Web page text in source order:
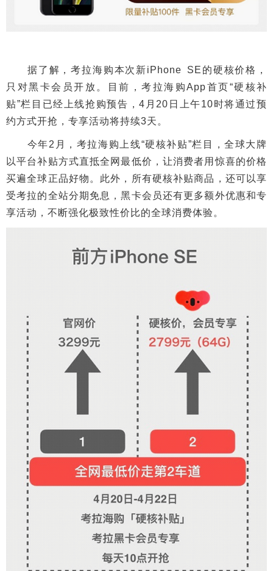
据了解，考拉海购本次新iPhone SE的硬核价格，
只对黑卡会员开放。目前，考拉海购App首页“硬核补
贴”栏目已经上线抢购预告，4月20日上午10时将通过预
约方式开抢，专享活动将持续3天。
今年2月，考拉海购上线“硬核补贴”栏目，全球大牌
以平台补贴方式直抵全网最低价，让消费者用惊喜的价格
买遍全球正品好物。此外，所有硬核补贴商品，还可以享
受考拉的全站分期免息，黑卡会员还有更多额外优惠和专
享活动，不断强化极致性价比的全球消费体验。